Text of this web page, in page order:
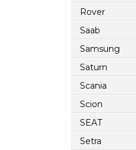
Rover
Saab
Samsung
Saturn
Scania
Scion
SEAT
Setra